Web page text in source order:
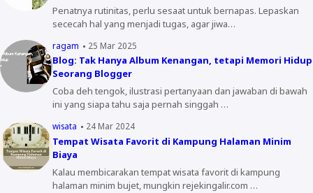
Penatnya rutinitas, perlu sesaat untuk bernapas. Lepaskan
sececah hal yang menjadi tugas, agar jiwa…
ragam 25 Mar 2025
Blog: Tak Hanya Album Kenangan, tetapi Memori Hidup
Seorang Blogger
Coba deh tengok, ilustrasi pertanyaan dan jawaban di bawah
ini yang siapa tahu saja pernah singgah …
wisata 24 Mar 2024
Tempat Wisata Favorit di Kampung Halaman Minim
Biaya
Kalau membicarakan tempat wisata favorit di kampung
halaman minim bujet, mungkin rejekingalir.com …